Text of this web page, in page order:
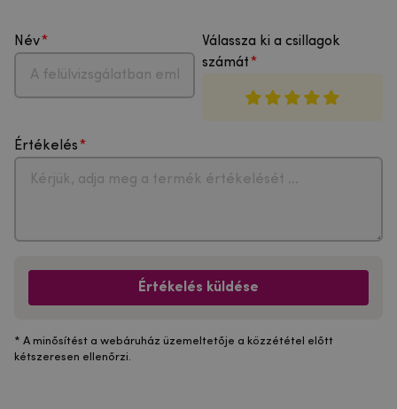
Név
Válassza ki a csillagok
számát
Értékelés
Értékelés küldése
* A minősítést a webáruház üzemeltetője a közzététel előtt
kétszeresen ellenőrzi.